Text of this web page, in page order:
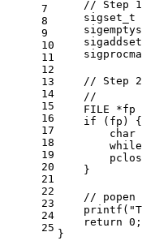
7
8
9
10
11
12
13
14
15
16
17
18
19
20
21
22
23
24
25
// Step 1:
sigset_t
// Step 2:
//
FILE *fp
if (fp) {
char
while
    }
// popen
printf (
return 0 ;
}